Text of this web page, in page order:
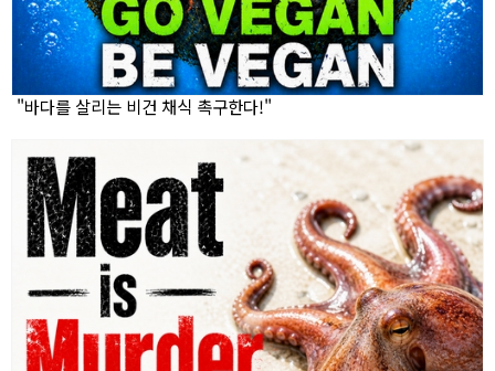
"바다를 살리는 비건 채식 촉구한다!"